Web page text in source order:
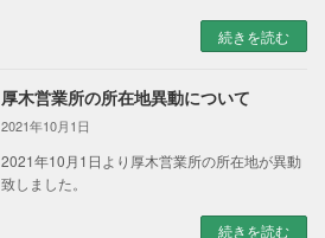
続きを読む
厚木営業所の所在地異動について
2021年10月1日
2021年10月1日より厚木営業所の所在地が異動
致しました。
続きを読む